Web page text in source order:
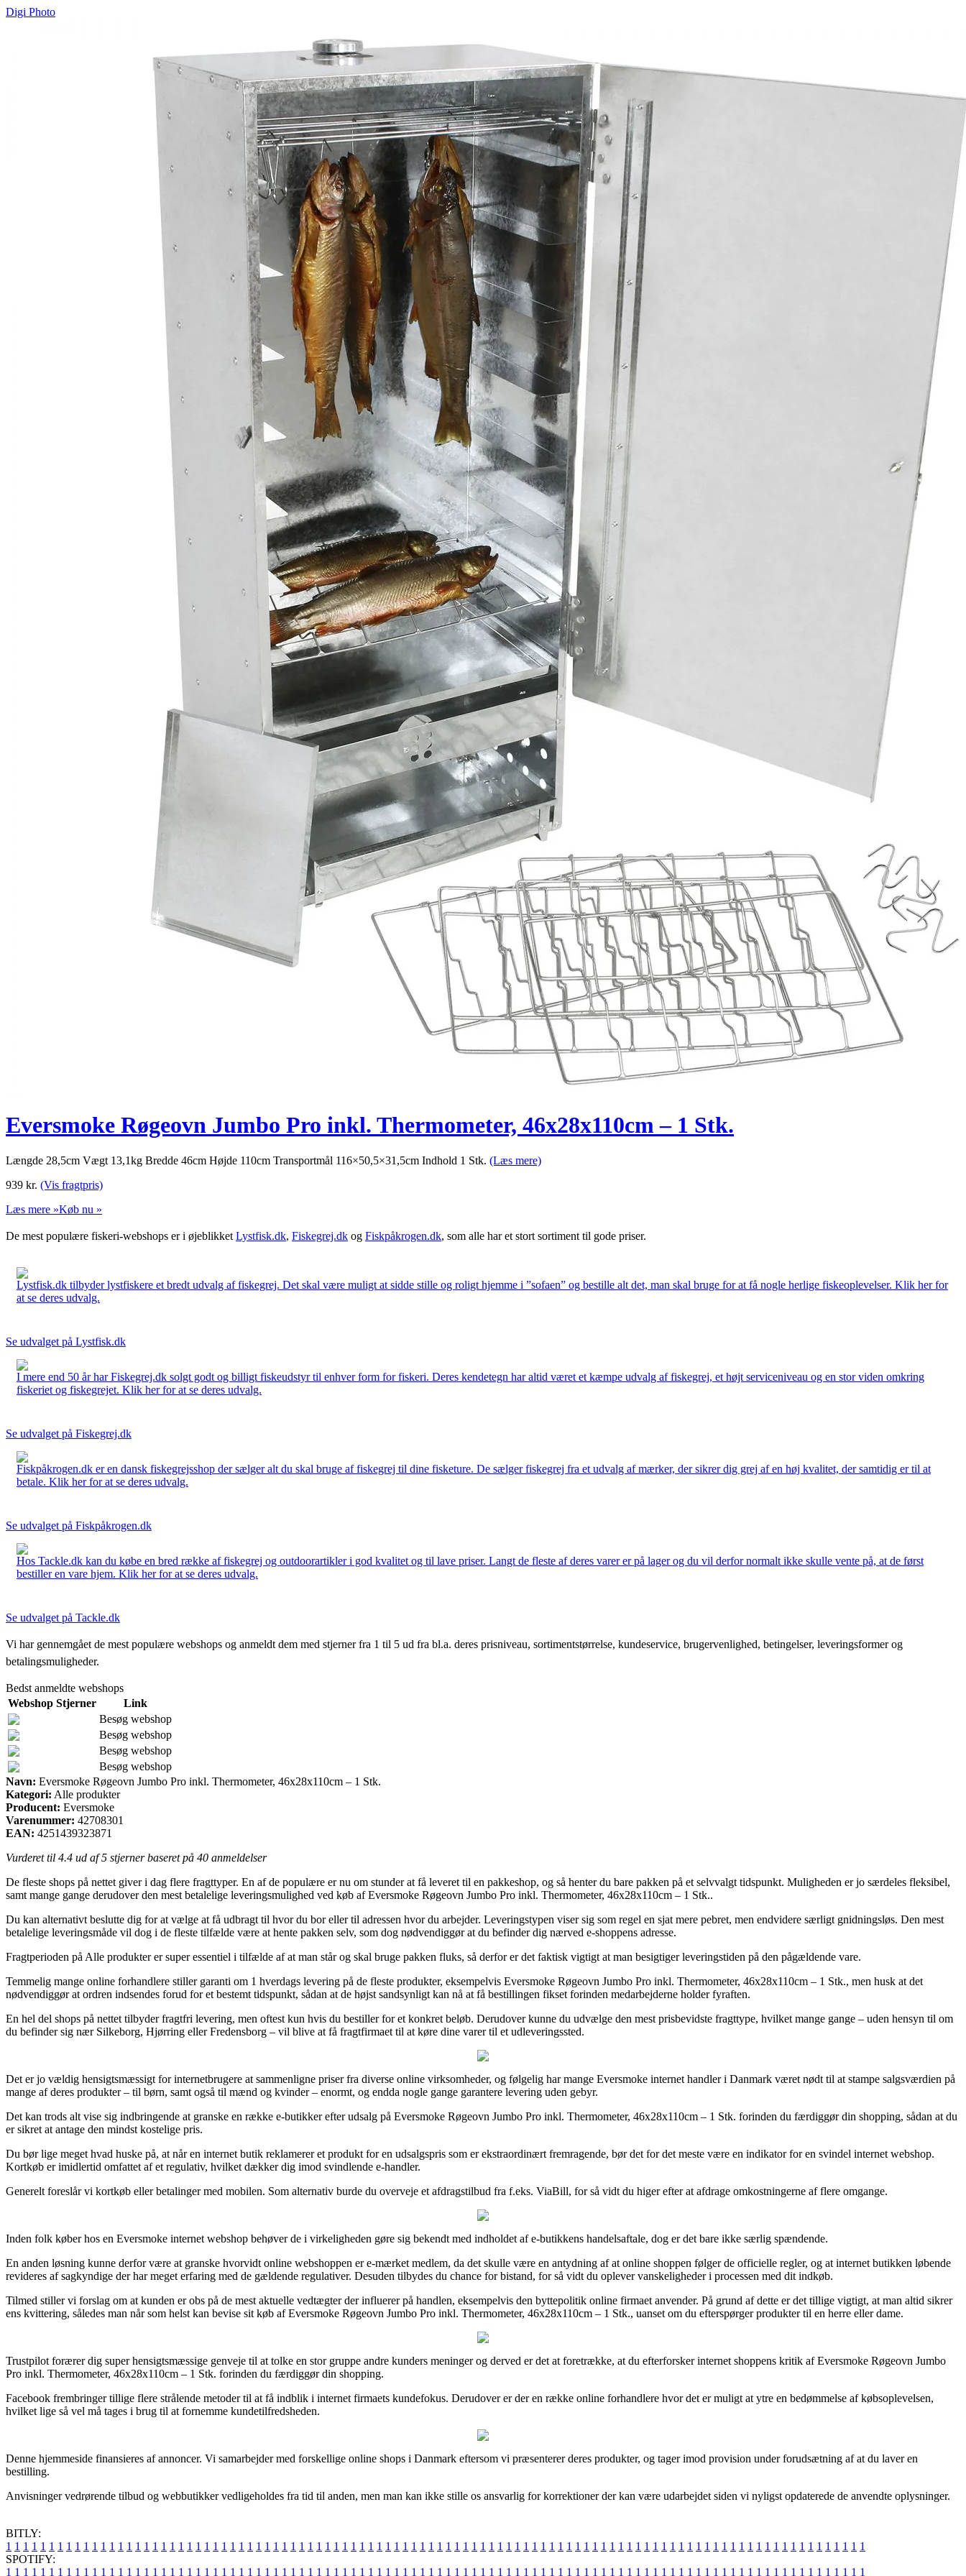
Digi Photo
Eversmoke Røgeovn Jumbo Pro inkl. Thermometer, 46x28x110cm – 1 Stk.
Længde 28,5cm Vægt 13,1kg Bredde 46cm Højde 110cm Transportmål 116×50,5×31,5cm Indhold 1 Stk. (Læs mere)
939 kr. (Vis fragtpris)
Læs mere »Køb nu »
De mest populære fiskeri-webshops er i øjeblikket Lystfisk.dk, Fiskegrej.dk og Fiskpåkrogen.dk, som alle har et stort sortiment til gode priser.
Lystfisk.dk tilbyder lystfiskere et bredt udvalg af fiskegrej. Det skal være muligt at sidde stille og roligt hjemme i ”sofaen” og bestille alt det, man skal bruge for at få nogle herlige fiskeoplevelser. Klik her for
at se deres udvalg.
Se udvalget på Lystfisk.dk
I mere end 50 år har Fiskegrej.dk solgt godt og billigt fiskeudstyr til enhver form for fiskeri. Deres kendetegn har altid været et kæmpe udvalg af fiskegrej, et højt serviceniveau og en stor viden omkring
fiskeriet og fiskegrejet. Klik her for at se deres udvalg.
Se udvalget på Fiskegrej.dk
Fiskpåkrogen.dk er en dansk fiskegrejsshop der sælger alt du skal bruge af fiskegrej til dine fisketure. De sælger fiskegrej fra et udvalg af mærker, der sikrer dig grej af en høj kvalitet, der samtidig er til at
betale. Klik her for at se deres udvalg.
Se udvalget på Fiskpåkrogen.dk
Hos Tackle.dk kan du købe en bred række af fiskegrej og outdoorartikler i god kvalitet og til lave priser. Langt de fleste af deres varer er på lager og du vil derfor normalt ikke skulle vente på, at de først
bestiller en vare hjem. Klik her for at se deres udvalg.
Se udvalget på Tackle.dk
Vi har gennemgået de mest populære webshops og anmeldt dem med stjerner fra 1 til 5 ud fra bl.a. deres prisniveau, sortimentstørrelse, kundeservice, brugervenlighed, betingelser, leveringsformer og
betalingsmuligheder.
Bedst anmeldte webshops
Webshop Stjerner
Link
Besøg webshop
Besøg webshop
Besøg webshop
Besøg webshop
Navn: Eversmoke Røgeovn Jumbo Pro inkl. Thermometer, 46x28x110cm – 1 Stk.
Kategori: Alle produkter
Producent: Eversmoke
Varenummer: 42708301
EAN: 4251439323871
Vurderet til 4.4 ud af 5 stjerner baseret på 40 anmeldelser
De fleste shops på nettet giver i dag flere fragttyper. En af de populære er nu om stunder at få leveret til en pakkeshop, og så henter du bare pakken på et selvvalgt tidspunkt. Muligheden er jo særdeles fleksibel,
samt mange gange derudover den mest betalelige leveringsmulighed ved køb af Eversmoke Røgeovn Jumbo Pro inkl. Thermometer, 46x28x110cm – 1 Stk..
Du kan alternativt beslutte dig for at vælge at få udbragt til hvor du bor eller til adressen hvor du arbejder. Leveringstypen viser sig som regel en sjat mere pebret, men endvidere særligt gnidningsløs. Den mest
betalelige leveringsmåde vil dog i de fleste tilfælde være at hente pakken selv, som dog nødvendiggør at du befinder dig nærved e-shoppens adresse.
Fragtperioden på Alle produkter er super essentiel i tilfælde af at man står og skal bruge pakken fluks, så derfor er det faktisk vigtigt at man besigtiger leveringstiden på den pågældende vare.
Temmelig mange online forhandlere stiller garanti om 1 hverdags levering på de fleste produkter, eksempelvis Eversmoke Røgeovn Jumbo Pro inkl. Thermometer, 46x28x110cm – 1 Stk., men husk at det
nødvendiggør at ordren indsendes forud for et bestemt tidspunkt, sådan at de højst sandsynligt kan nå at få bestillingen fikset forinden medarbejderne holder fyraften.
En hel del shops på nettet tilbyder fragtfri levering, men oftest kun hvis du bestiller for et konkret beløb. Derudover kunne du udvælge den mest prisbevidste fragttype, hvilket mange gange – uden hensyn til om
du befinder sig nær Silkeborg, Hjørring eller Fredensborg – vil blive at få fragtfirmaet til at køre dine varer til et udleveringssted.
Det er jo vældig hensigtsmæssigt for internetbrugere at sammenligne priser fra diverse online virksomheder, og følgelig har mange Eversmoke internet handler i Danmark været nødt til at stampe salgsværdien på
mange af deres produkter – til børn, samt også til mænd og kvinder – enormt, og endda nogle gange garantere levering uden gebyr.
Det kan trods alt vise sig indbringende at granske en række e-butikker efter udsalg på Eversmoke Røgeovn Jumbo Pro inkl. Thermometer, 46x28x110cm – 1 Stk. forinden du færdiggør din shopping, sådan at du
er sikret at antage den mindst kostelige pris.
Du bør lige meget hvad huske på, at når en internet butik reklamerer et produkt for en udsalgspris som er ekstraordinært fremragende, bør det for det meste være en indikator for en svindel internet webshop.
Kortkøb er imidlertid omfattet af et regulativ, hvilket dækker dig imod svindlende e-handler.
Generelt foreslår vi kortkøb eller betalinger med mobilen. Som alternativ burde du overveje et afdragstilbud fra f.eks. ViaBill, for så vidt du higer efter at afdrage omkostningerne af flere omgange.
Inden folk køber hos en Eversmoke internet webshop behøver de i virkeligheden gøre sig bekendt med indholdet af e-butikkens handelsaftale, dog er det bare ikke særlig spændende.
En anden løsning kunne derfor være at granske hvorvidt online webshoppen er e-mærket medlem, da det skulle være en antydning af at online shoppen følger de officielle regler, og at internet butikken løbende
revideres af sagkyndige der har meget erfaring med de gældende regulativer. Desuden tilbydes du chance for bistand, for så vidt du oplever vanskeligheder i processen med dit indkøb.
Tilmed stiller vi forslag om at kunden er obs på de mest aktuelle vedtægter der influerer på handlen, eksempelvis den byttepolitik online firmaet anvender. På grund af dette er det tillige vigtigt, at man altid sikrer
ens kvittering, således man når som helst kan bevise sit køb af Eversmoke Røgeovn Jumbo Pro inkl. Thermometer, 46x28x110cm – 1 Stk., uanset om du efterspørger produkter til en herre eller dame.
Trustpilot forærer dig super hensigtsmæssige genveje til at tolke en stor gruppe andre kunders meninger og derved er det at foretrække, at du efterforsker internet shoppens kritik af Eversmoke Røgeovn Jumbo
Pro inkl. Thermometer, 46x28x110cm – 1 Stk. forinden du færdiggør din shopping.
Facebook frembringer tillige flere strålende metoder til at få indblik i internet firmaets kundefokus. Derudover er der en række online forhandlere hvor det er muligt at ytre en bedømmelse af købsoplevelsen,
hvilket lige så vel må tages i brug til at fornemme kundetilfredsheden.
Denne hjemmeside finansieres af annoncer. Vi samarbejder med forskellige online shops i Danmark eftersom vi præsenterer deres produkter, og tager imod provision under forudsætning af at du laver en
bestilling.
Anvisninger vedrørende tilbud og webbutikker vedligeholdes fra tid til anden, men man kan ikke stille os ansvarlig for korrektioner der kan være udarbejdet siden vi nyligst opdaterede de anvendte oplysninger.
BITLY:
1 1 1 1 1 1 1 1 1 1 1 1 1 1 1 1 1 1 1 1 1 1 1 1 1 1 1 1 1 1 1 1 1 1 1 1 1 1 1 1 1 1 1 1 1 1 1 1 1 1 1 1 1 1 1 1 1 1 1 1 1 1 1 1 1 1 1 1 1 1 1 1 1 1 1 1 1 1 1 1 1 1 1 1 1 1 1 1 1 1 1 1 1 1 1 1 1 1 1 1
SPOTIFY:
1 1 1 1 1 1 1 1 1 1 1 1 1 1 1 1 1 1 1 1 1 1 1 1 1 1 1 1 1 1 1 1 1 1 1 1 1 1 1 1 1 1 1 1 1 1 1 1 1 1 1 1 1 1 1 1 1 1 1 1 1 1 1 1 1 1 1 1 1 1 1 1 1 1 1 1 1 1 1 1 1 1 1 1 1 1 1 1 1 1 1 1 1 1 1 1 1 1 1 1